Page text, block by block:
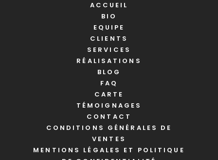
ACCUEIL
BIO
EQUIPE
CLIENTS
SERVICES
RÉALISATIONS
BLOG
FAQ
CARTE
TÉMOIGNAGES
CONTACT
CONDITIONS GÉNÉRALES DE
VENTES
MENTIONS LÉGALES ET POLITIQUE